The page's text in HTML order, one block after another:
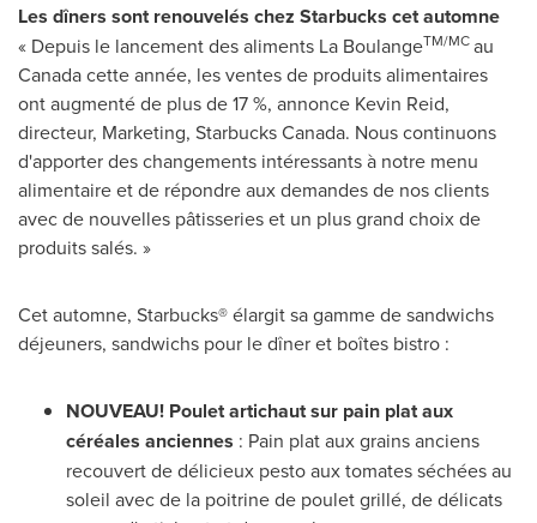
Les dîners sont renouvelés chez Starbucks cet automne
« Depuis le lancement des aliments La BoulangeTM/MCau
Canadacette année, les ventes de produits alimentaires
ont augmenté de plus de 17 %, annonce Kevin Reid,
directeur, Marketing, Starbucks Canada. Nous continuons
d'apporter des changements intéressants à notre menu
alimentaire et de répondre aux demandes de nos clients
avec de nouvelles pâtisseries et un plus grand choix de
produits salés. »
Cet automne, Starbucks® élargit sa gamme de sandwichs
déjeuners, sandwichs pour le dîner et boîtes bistro :
NOUVEAU! Poulet artichaut sur pain plat aux
céréales anciennes : Pain plat aux grains anciens
recouvert de délicieux pesto aux tomates séchées au
soleil avec de la poitrine de poulet grillé, de délicats